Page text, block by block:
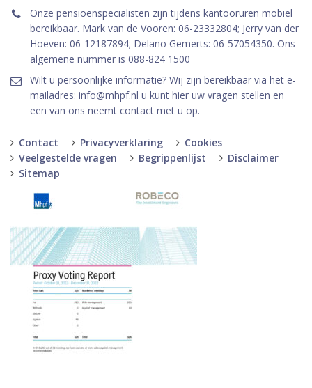
Onze pensioenspecialisten zijn tijdens kantooruren mobiel
bereikbaar. Mark van de Vooren: 06-23332804; Jerry van der
Hoeven: 06-12187894; Delano Gemerts: 06-57054350. Ons
algemene nummer is 088-824 1500
Wilt u persoonlijke informatie? Wij zijn bereikbaar via het e-
mailadres: info@mhpf.nl u kunt hier uw vragen stellen en
een van ons neemt contact met u op.
Contact Privacyverklaring
Cookies
Veelgestelde vragen
Begrippenlijst
Disclaimer
Sitemap